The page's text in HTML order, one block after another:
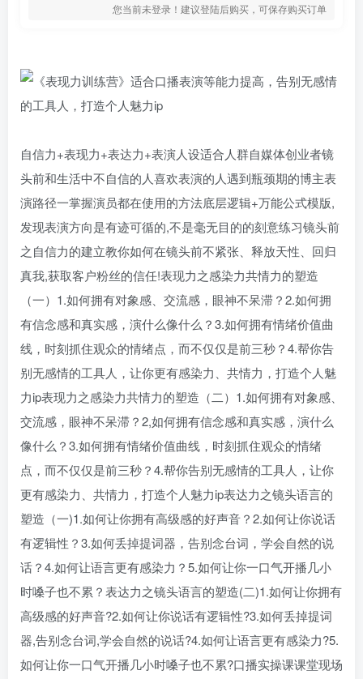
您当前未登录！建议登陆后购买，可保存购买订单
自信力+表现力+表达力+表演人设适合人群自媒体创业者镜
头前和生活中不自信的人喜欢表演的人遇到瓶颈期的博主表
演路径一掌握演员都在使用的方法底层逻辑+万能公式模版,
发现表演方向是有迹可循的,不是毫无目的的刻意练习镜头前
之自信力的建立教你如何在镜头前不紧张、释放天性、回归
真我,获取客户粉丝的信任!表现力之感染力共情力的塑造
（一）1.如何拥有对象感、交流感，眼神不呆滞？2.如何拥
有信念感和真实感，演什么像什么？3.如何拥有情绪价值曲
线，时刻抓住观众的情绪点，而不仅仅是前三秒？4.帮你告
别无感情的工具人，让你更有感染力、共情力，打造个人魅
力ip表现力之感染力共情力的塑造（二）1.如何拥有对象感、
交流感，眼神不呆滞？2,如何拥有信念感和真实感，演什么
像什么？3.如何拥有情绪价值曲线，时刻抓住观众的情绪
点，而不仅仅是前三秒？4.帮你告别无感情的工具人，让你
更有感染力、共情力，打造个人魅力ip表达力之镜头语言的
塑造（一)1.如何让你拥有高级感的好声音？2.如何让你说话
有逻辑性？3.如何丢掉提词器，告别念台词，学会自然的说
话？4.如何让语言更有感染力？5.如何让你一口气开播几小
时嗓子也不累？表达力之镜头语言的塑造(二)1.如何让你拥有
高级感的好声音?2.如何让你说话有逻辑性?3.如何丢掉提词
器,告别念台词,学会自然的说话?4.如何让语言更有感染力?5.
如何让你一口气开播几小时嗓子也不累?口播实操课课堂现场